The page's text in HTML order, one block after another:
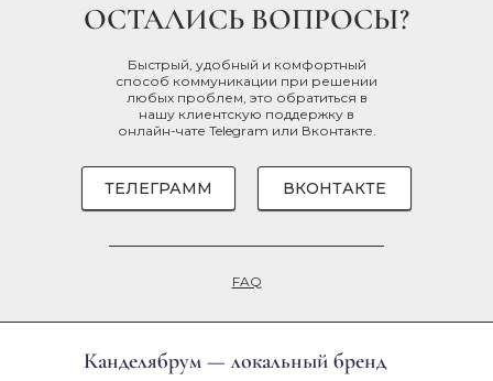
ОСТАЛИСЬ ВОПРОСЫ?
Быстрый, удобный и комфортный
способ коммуникации при решении
любых проблем, это обратиться в
нашу клиентскую поддержку в
онлайн-чате Telegram или Вконтакте.
FAQ
ТЕЛЕГРАММ ВКОНТАКТЕ
Канделябрум — локальный бренд